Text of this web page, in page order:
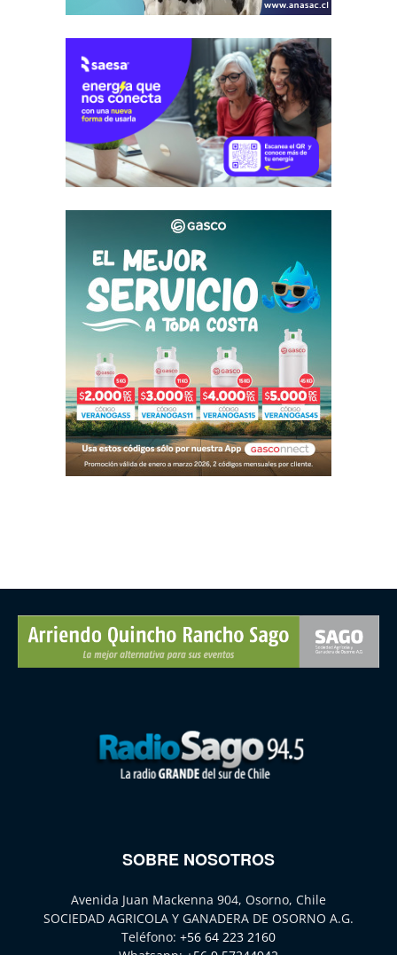
SOBRE NOSOTROS
Avenida Juan Mackenna 904, Osorno, Chile
SOCIEDAD AGRICOLA Y GANADERA DE OSORNO A.G.
Teléfono: +56 64 223 2160